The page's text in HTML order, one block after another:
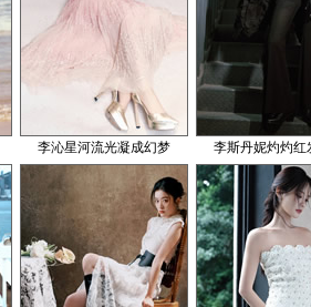
李沁星河流光凝成幻梦 李斯丹妮灼灼红